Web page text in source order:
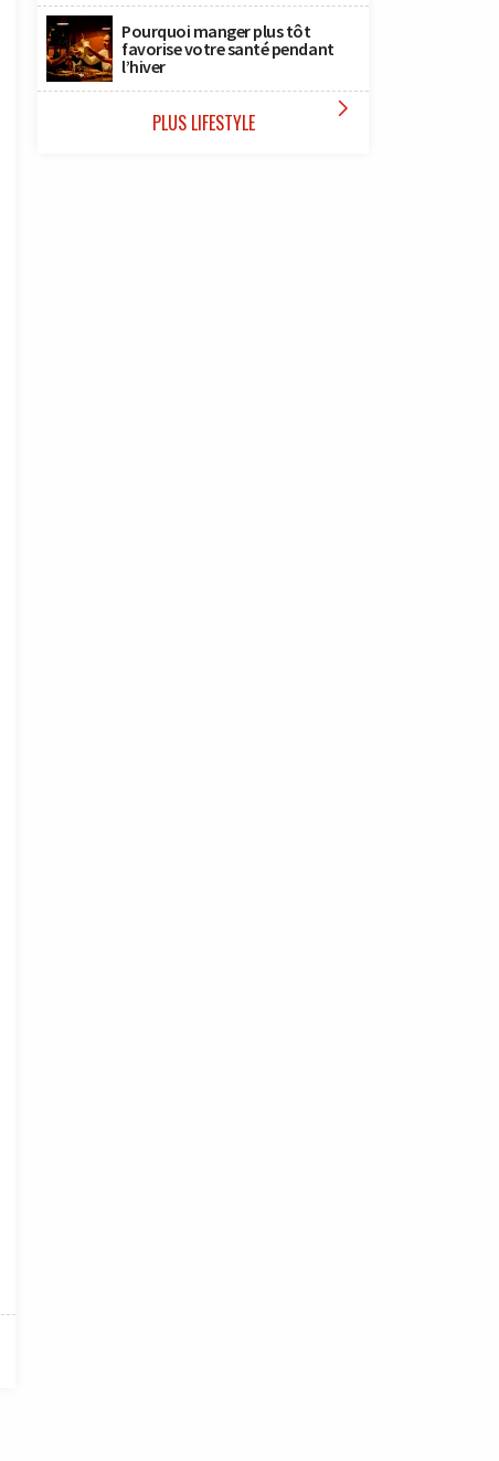
Pourquoi manger plus tôt
favorise votre santé pendant
l’hiver
PLUS LIFESTYLE 